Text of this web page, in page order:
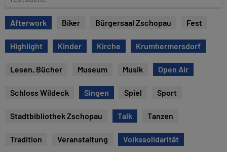
e
x
t
s
u
Afterwork Biker Bürgersaal Zschopau Fest
Highlight Kinder Kirche Krumhermersdorf
Lesen, Bücher Museum Musik Open Air
Schloss Wildeck Singen Spiel Sport
Stadtbibliothek Zschopau Talk Tanzen
Tradition Veranstaltung Volkssolidarität